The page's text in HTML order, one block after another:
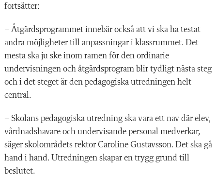
fortsätter:
– Åtgärdsprogrammet innebär också att vi ska ha testat
andra möjligheter till anpassningar i klassrummet. Det
mesta ska ju ske inom ramen för den ordinarie
undervisningen och åtgärdsprogram blir tydligt nästa steg
och i det steget är den pedagogiska utredningen helt
central.
– Skolans pedagogiska utredning ska vara ett nav där elev,
vårdnadshavare och undervisande personal medverkar,
säger skolområdets rektor Caroline Gustavsson. Det ska gå
hand i hand. Utredningen skapar en trygg grund till
beslutet.